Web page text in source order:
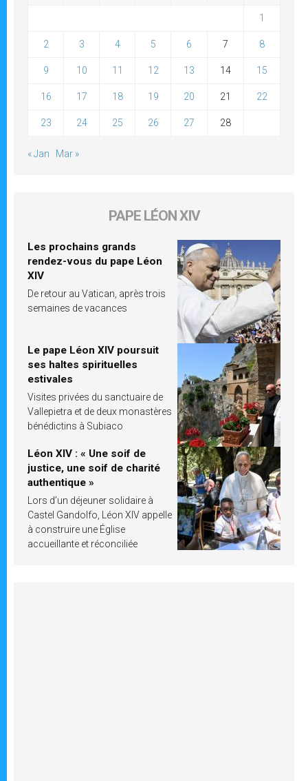
1
2 3 4 5 6 7 8
9 10 11 12 13 14 15
16 17 18 19 20 21 22
23 24 25 26 27 28
« Jan Mar »
PAPE LÉON XIV
Les prochains grands
rendez-vous du pape Léon
XIV
De retour au Vatican, après trois
semaines de vacances
Le pape Léon XIV poursuit
ses haltes spirituelles
estivales
Visites privées du sanctuaire de
Vallepietra et de deux monastères
bénédictins à Subiaco
Léon XIV : « Une soif de
justice, une soif de charité
authentique »
Lors d’un déjeuner solidaire à
Castel Gandolfo, Léon XIV appelle
à construire une Église
accueillante et réconciliée